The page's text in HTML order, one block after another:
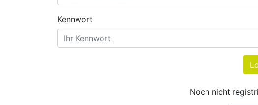
Kennwort
Noch nicht